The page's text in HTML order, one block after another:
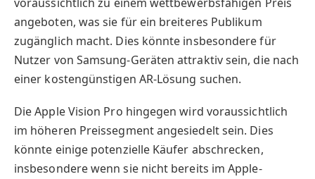
angeboten, was sie für ein breiteres Publikum
zugänglich macht. Dies könnte insbesondere für
Nutzer von Samsung-Geräten attraktiv sein, die nach
einer kostengünstigen AR-Lösung suchen.
Die Apple Vision Pro hingegen wird voraussichtlich
im höheren Preissegment angesiedelt sein. Dies
könnte einige potenzielle Käufer abschrecken,
insbesondere wenn sie nicht bereits im Apple-